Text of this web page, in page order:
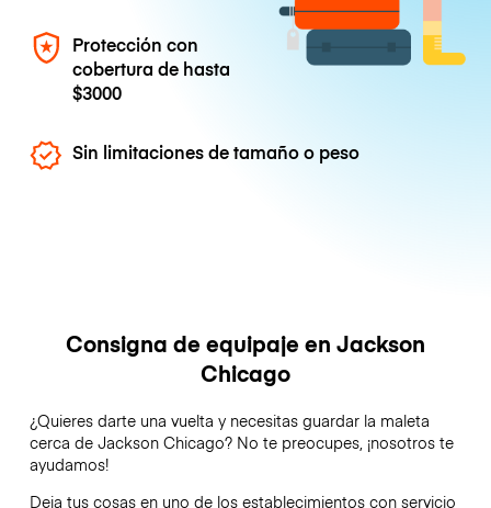
Protección con
cobertura de hasta
$3000
Sin limitaciones de tamaño o peso
Consigna de equipaje en Jackson
Chicago
¿Quieres darte una vuelta y necesitas guardar la maleta
cerca de Jackson Chicago? No te preocupes, ¡nosotros te
ayudamos!
Deja tus cosas en uno de los establecimientos con servicio